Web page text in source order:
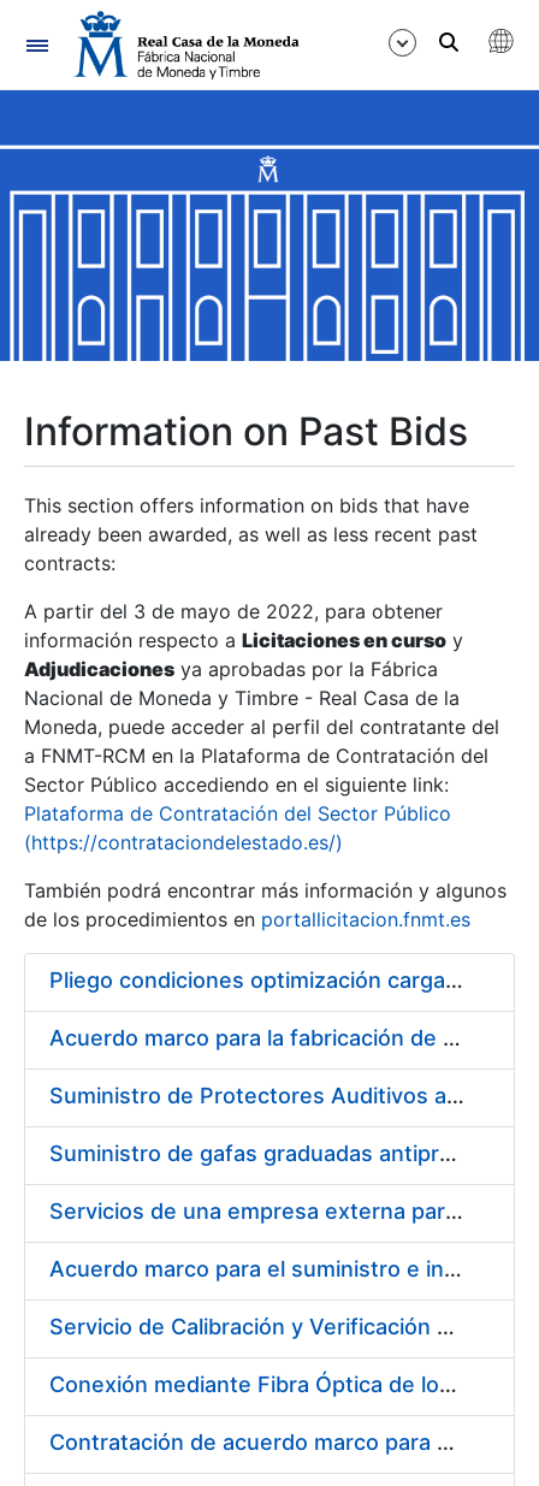
Navigation
Show/Hide
Show/Hide
Show/Hide
Show/Hide
Show/Hide
Show/Hide
Information on Past Bids
This section offers information on bids that have
already been awarded, as well as less recent past
contracts:
A partir del 3 de mayo de 2022, para obtener
información respecto a Licitaciones en curso y
Adjudicaciones ya aprobadas por la Fábrica
Nacional de Moneda y Timbre - Real Casa de la
Moneda, puede acceder al perfil del contratante del
a FNMT-RCM en la Plataforma de Contratación del
Sector Público accediendo en el siguiente link:
Plataforma de Contratación del Sector Público
(https://contrataciondelestado.es/)
También podrá encontrar más información y algunos
de los procedimientos en portallicitacion.fnmt.es
Pliego condiciones optimización cargas compras firmado
Acuerdo marco para la fabricación de piezas
Suministro de Protectores Auditivos a medida para las personas trabajadoras de los Centros de Trabajo de Madrid y Burgos
Suministro de gafas graduadas antiproyecciones para los trabajadores de la FNMT-RCM en los centros de trabajo de Madrid y Burgos
Servicios de una empresa externa para el asesoramiento y resolución de los recursos de alzada que se presentan relacionados con procesos de selección para la FNMT-RCM
Acuerdo marco para el suministro e instalación de persianas, estores y otros complementos
Servicio de Calibración y Verificación Externa de los Equipos de Medición del Servicio de Prevención de la FNMT-RCM
Conexión mediante Fibra Óptica de los Centros de Proceso de Datos (CPDs) de las sedes de la FNMT-RCM de Burgos y Madrid
Contratación de acuerdo marco para el Suministro de Material de Electricidad para la Fábrica Nacional de Moneda y Timbre-Real Casa de la Moneda en su centro de trabajo de Burgos